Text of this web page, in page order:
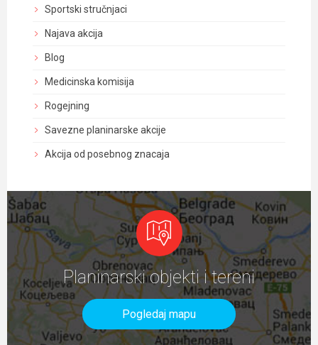
Sportski stručnjaci
Najava akcija
Blog
Medicinska komisija
Rogejning
Savezne planinarske akcije
Akcija od posebnog znacaja
Planinarski objekti i tereni
Pogledaj mapu